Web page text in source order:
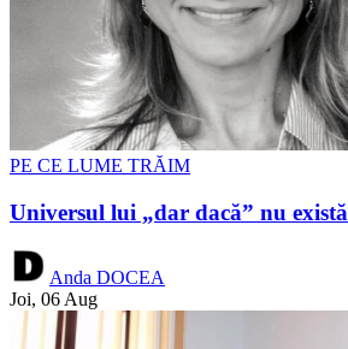
PE CE LUME TRĂIM
Universul lui „dar dacă” nu există
Anda DOCEA
Joi, 06 Aug